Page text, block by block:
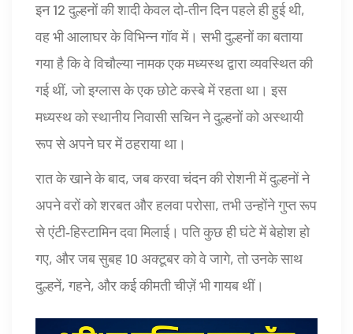
इन 12 दुल्हनों की शादी केवल दो‑तीन दिन पहले ही हुई थी,
वह भी आलाघर के विभिन्न गॉव में। सभी दुल्हनों का बताया
गया है कि वेविचौल्यानामक एक मध्यस्थ द्वारा व्यवस्थित की
गई थीं, जो इग्लास के एक छोटे कस्बे में रहता था। इस
मध्यस्थ को स्थानीय निवासीसचिनने दुल्हनों को अस्थायी
रूप से अपने घर में ठहराया था।
रात के खाने के बाद, जब करवा चंदन की रोशनी में दुल्हनों ने
अपने वरों को शरबत और हलवा परोसा, तभी उन्होंने गुप्त रूप
से एंटी‑हिस्टामिन दवा मिलाई। पति कुछ ही घंटे में बेहोश हो
गए, और जब सुबह 10 अक्टूबर को वे जागे, तो उनके साथ
दुल्हनें, गहने, और कई कीमती चीज़ें भी गायब थीं।